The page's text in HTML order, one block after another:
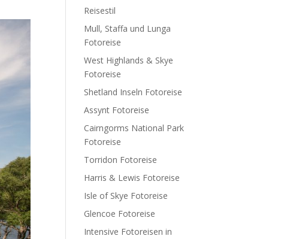
Reisestil
Mull, Staffa und Lunga
Fotoreise
West Highlands & Skye
Fotoreise
Shetland Inseln Fotoreise
Assynt Fotoreise
Cairngorms National Park
Fotoreise
Torridon Fotoreise
Harris & Lewis Fotoreise
Isle of Skye Fotoreise
Glencoe Fotoreise
Intensive Fotoreisen in